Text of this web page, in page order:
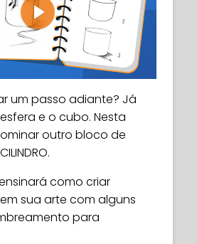
Play
um passo adiante? Já
e o cubo. Nesta
outro bloco de
como criar
sua arte com alguns
para